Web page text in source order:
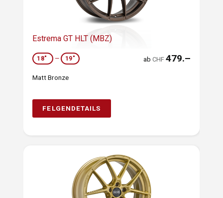
Estrema GT HLT (MBZ)
18" — 19" abCHF 479.–
Matt Bronze
FELGENDETAILS